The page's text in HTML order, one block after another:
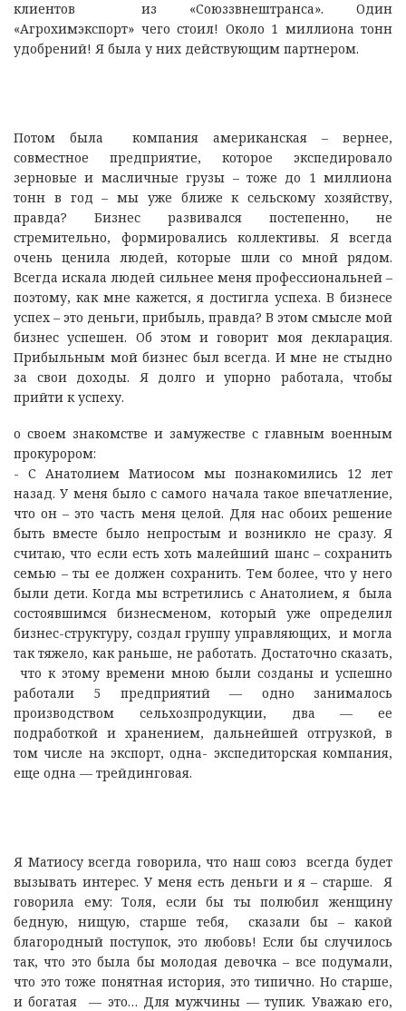
клиентов из «Союззвнештранса». Один
«Агрохимэкспорт» чего стоил! Около 1 миллиона тонн
удобрений! Я была у них действующим партнером.
Потом была компания американская – вернее,
совместное предприятие, которое экспедировало
зерновые и масличные грузы – тоже до 1 миллиона
тонн в год – мы уже ближе к сельскому хозяйству,
правда? Бизнес развивался постепенно, не
стремительно, формировались коллективы. Я всегда
очень ценила людей, которые шли со мной рядом.
Всегда искала людей сильнее меня профессиональней –
поэтому, как мне кажется, я достигла успеха. В бизнесе
успех – это деньги, прибыль, правда? В этом смысле мой
бизнес успешен. Об этом и говорит моя декларация.
Прибыльным мой бизнес был всегда. И мне не стыдно
за свои доходы. Я долго и упорно работала, чтобы
прийти к успеху.
о своем знакомстве и замужестве с главным военным
прокурором:
- С Анатолием Матиосом мы познакомились 12 лет
назад. У меня было с самого начала такое впечатление,
что он – это часть меня целой. Для нас обоих решение
быть вместе было непростым и возникло не сразу. Я
считаю, что если есть хоть малейший шанс – сохранить
семью – ты ее должен сохранить. Тем более, что у него
были дети. Когда мы встретились с Анатолием, я была
состоявшимся бизнесменом, который уже определил
бизнес-структуру, создал группу управляющих, и могла
так тяжело, как раньше, не работать. Достаточно сказать,
что к этому времени мною были созданы и успешно
работали 5 предприятий — одно занималось
производством сельхозпродукции, два — ее
подработкой и хранением, дальнейшей отгрузкой, в
том числе на экспорт, одна- экспедиторская компания,
еще одна — трейдинговая.
Я Матиосу всегда говорила, что наш союз всегда будет
вызывать интерес. У меня есть деньги и я – старше. Я
говорила ему: Толя, если бы ты полюбил женщину
бедную, нищую, старше тебя, сказали бы – какой
благородный поступок, это любовь! Если бы случилось
так, что это была бы молодая девочка – все подумали,
что это тоже понятная история, это типично. Но старше,
и богатая — это… Для мужчины — тупик. Уважаю его,